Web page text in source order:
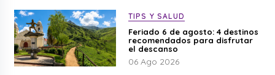
TIPS Y SALUD
Feriado 6 de agosto: 4 destinos
recomendados para disfrutar
el descanso
06 Ago 2026